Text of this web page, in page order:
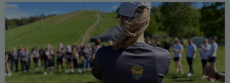
artilleriregemente (A 9) i Kristinehamn.